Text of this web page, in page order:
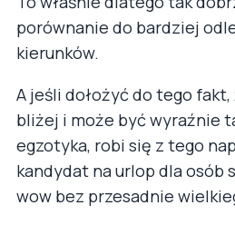
porównanie do bardziej
kierunków.
A jeśli dołożyć do tego
bliżej i może być wyraźnie
egzotyka, robi się z tego
kandydat na urlop dla osób
wow bez przesadnie